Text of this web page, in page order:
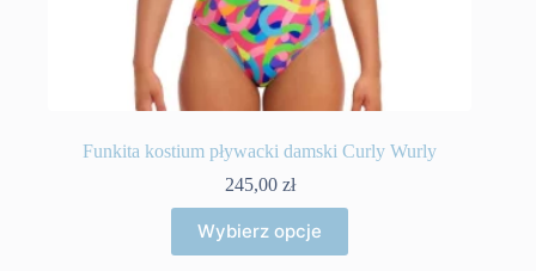
Funkita kostium pływacki damski Curly Wurly
245,00 zł
Wybierz opcje
produkt
ma